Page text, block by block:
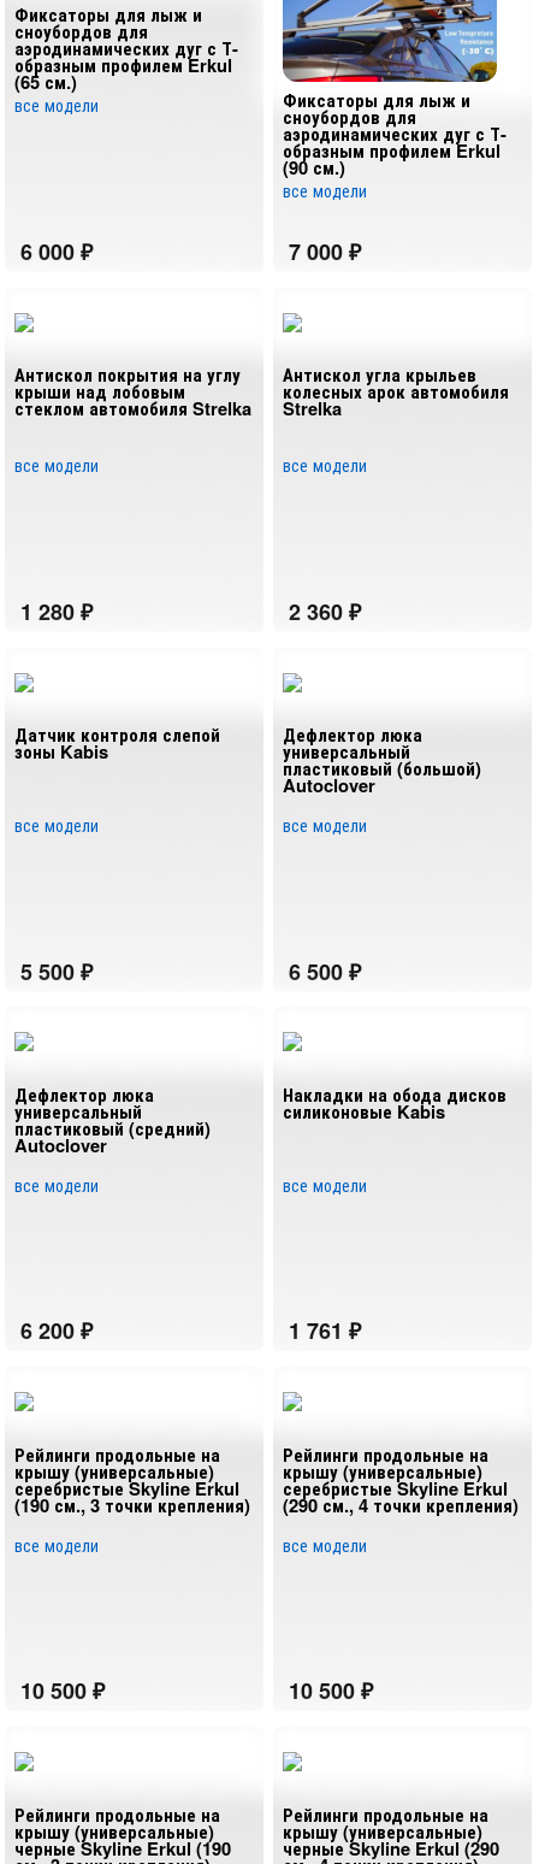
Фиксаторы для лыж и
сноубордов для
аэродинамических дуг с Т-
образным профилем Erkul
(65 см.)
все модели Фиксаторы для лыж и
сноубордов для
аэродинамических дуг с Т-
образным профилем Erkul
(90 см.)
все модели
Антискол покрытия на углу
крыши над лобовым
стеклом автомобиля Strelka
все модели
Антискол угла крыльев
колесных арок автомобиля
Strelka
все модели
Датчик контроля слепой
зоны Kabis
все модели
Дефлектор люка
универсальный
пластиковый (большой)
Autoclover
все модели
Дефлектор люка
универсальный
пластиковый (средний)
Autoclover
все модели
Накладки на обода дисков
силиконовые Kabis
все модели
Рейлинги продольные на
крышу (универсальные)
серебристые Skyline Erkul
(190 см., 3 точки крепления)
все модели
Рейлинги продольные на
крышу (универсальные)
серебристые Skyline Erkul
(290 см., 4 точки крепления)
все модели
Рейлинги продольные на
крышу (универсальные)
черные Skyline Erkul (190
Рейлинги продольные на
крышу (универсальные)
черные Skyline Erkul (290